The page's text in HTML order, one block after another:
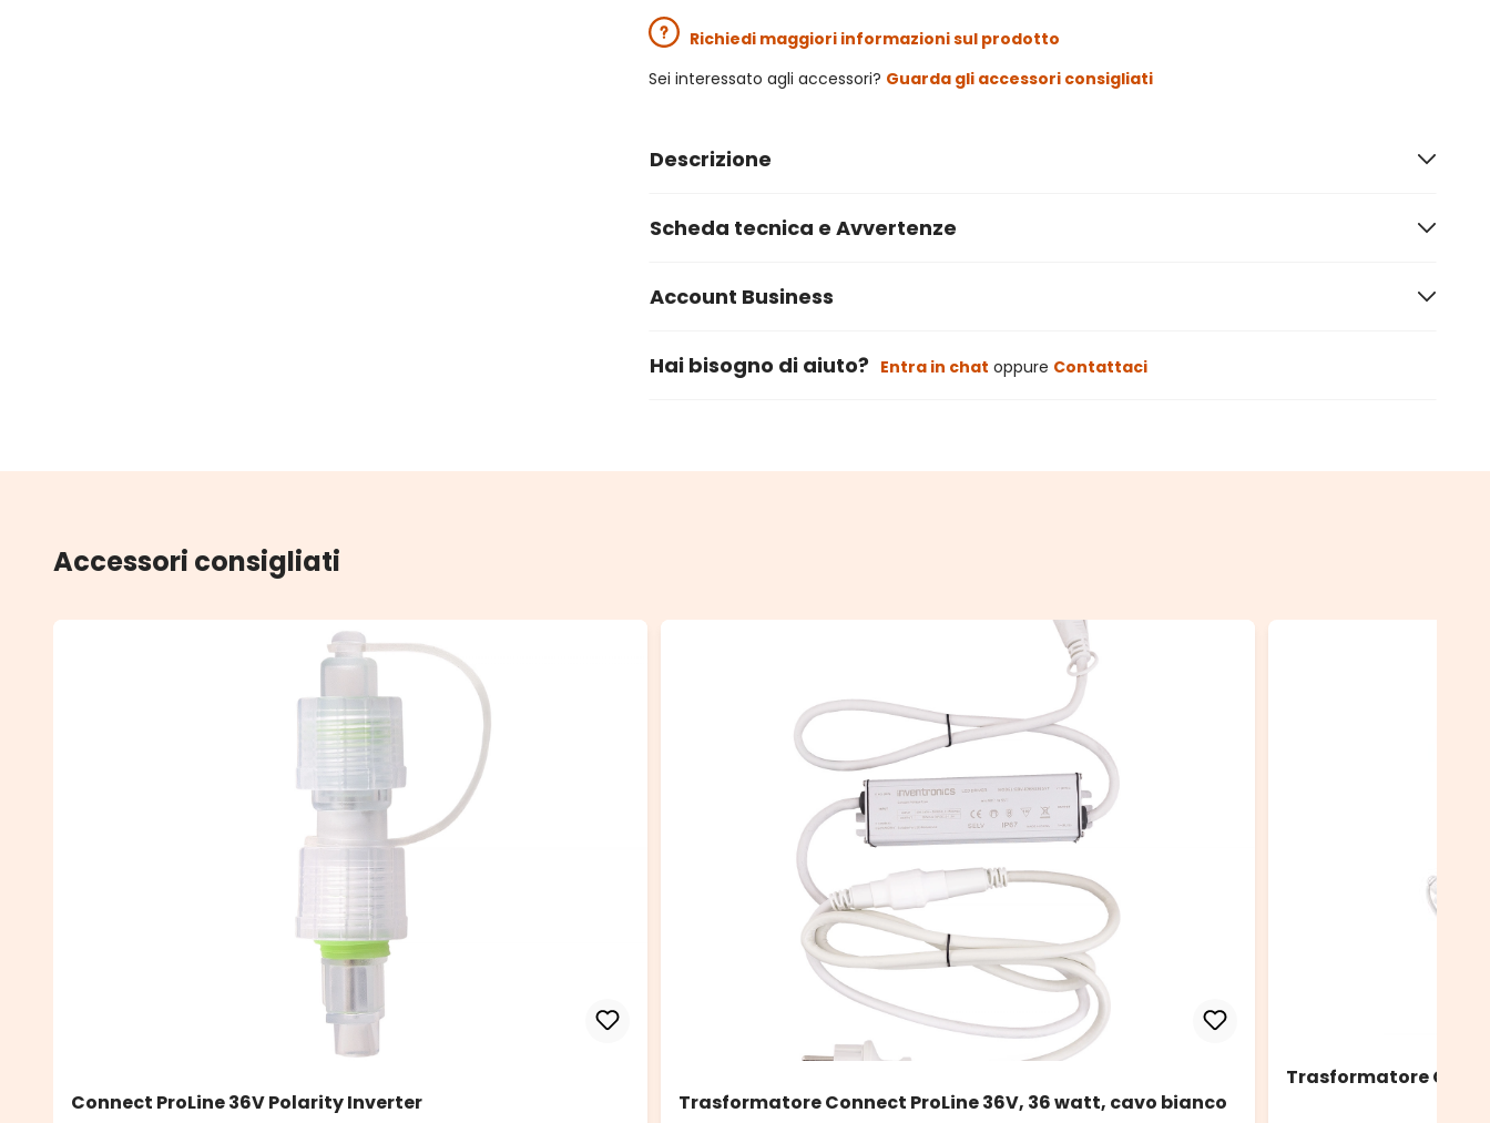
Richiedi maggiori informazioni sul prodotto
Sei interessato agli accessori? Guarda gli accessori consigliati
Descrizione
Scheda tecnica e Avvertenze
Account Business
Hai bisogno di aiuto? Entra in chat oppure Contattaci
Accessori consigliati
Connect ProLine 36V Polarity Inverter Trasformatore Connect ProLine 36V, 36 watt, cavo bianco
Trasformatore